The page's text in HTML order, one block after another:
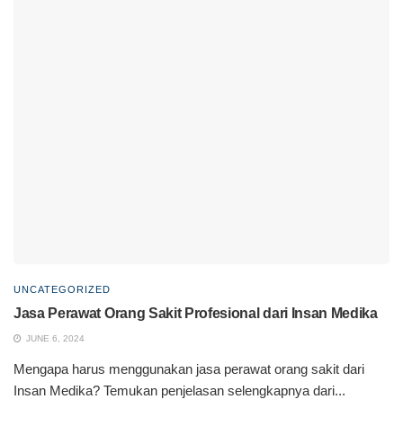
UNCATEGORIZED
Jasa Perawat Orang Sakit Profesional dari Insan Medika
JUNE 6, 2024
Mengapa harus menggunakan jasa perawat orang sakit dari
Insan Medika? Temukan penjelasan selengkapnya dari...